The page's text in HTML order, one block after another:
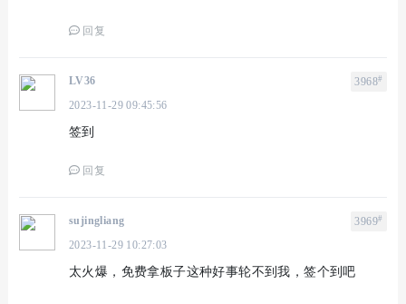
回复
3968#
LV36
2023-11-29 09:45:56
签到
回复
3969#
sujingliang
2023-11-29 10:27:03
太火爆，免费拿板子这种好事轮不到我，签个到吧